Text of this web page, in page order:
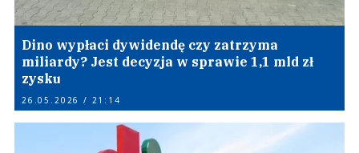
Dino wypłaci dywidendę czy zatrzyma
miliardy? Jest decyzja w sprawie 1,1 mld zł
zysku
26.05.2026 / 21:14